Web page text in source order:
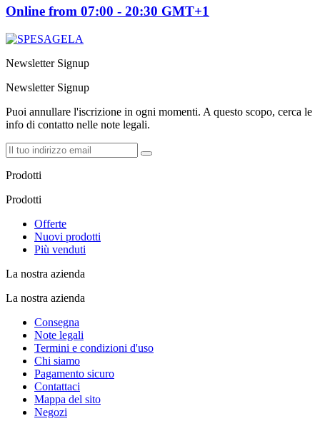
Online from 07:00 - 20:30 GMT+1
Newsletter Signup
Newsletter Signup
Puoi annullare l'iscrizione in ogni momenti. A questo scopo, cerca le
info di contatto nelle note legali.
Prodotti
Prodotti
Offerte
Nuovi prodotti
Più venduti
La nostra azienda
La nostra azienda
Consegna
Note legali
Termini e condizioni d'uso
Chi siamo
Pagamento sicuro
Contattaci
Mappa del sito
Negozi